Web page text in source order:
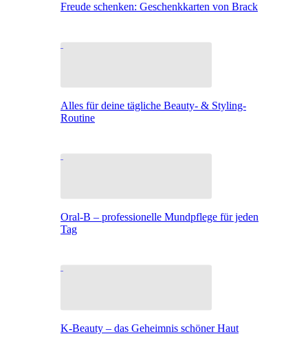
Freude schenken: Geschenkkarten von Brack
Alles für deine tägliche Beauty- & Styling-
Routine
Oral-B – professionelle Mundpflege für jeden
Tag
K-Beauty – das Geheimnis schöner Haut